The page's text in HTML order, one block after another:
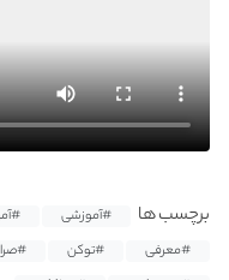
برچسب ها #آموزشی
#معرفی
#توکن